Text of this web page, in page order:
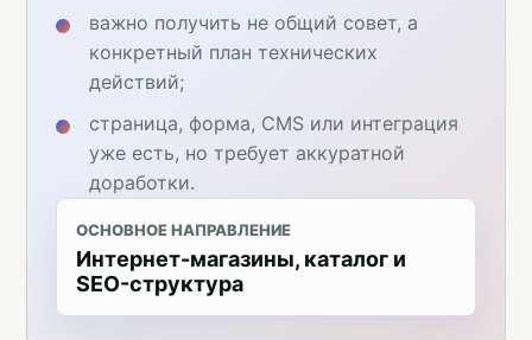
важно получить не общий совет, а
конкретный план технических
действий;
страница, форма, CMS или интеграция
уже есть, но требует аккуратной
доработки.
ОСНОВНОЕ НАПРАВЛЕНИЕ
Интернет-магазины, каталог и
SEO-структура